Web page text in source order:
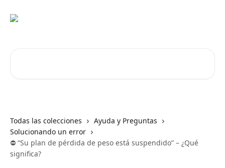
Todas las colecciones
Ayuda y Preguntas
Solucionando un error
⛔️ “Su plan de pérdida de peso está suspendido” – ¿Qué
significa?